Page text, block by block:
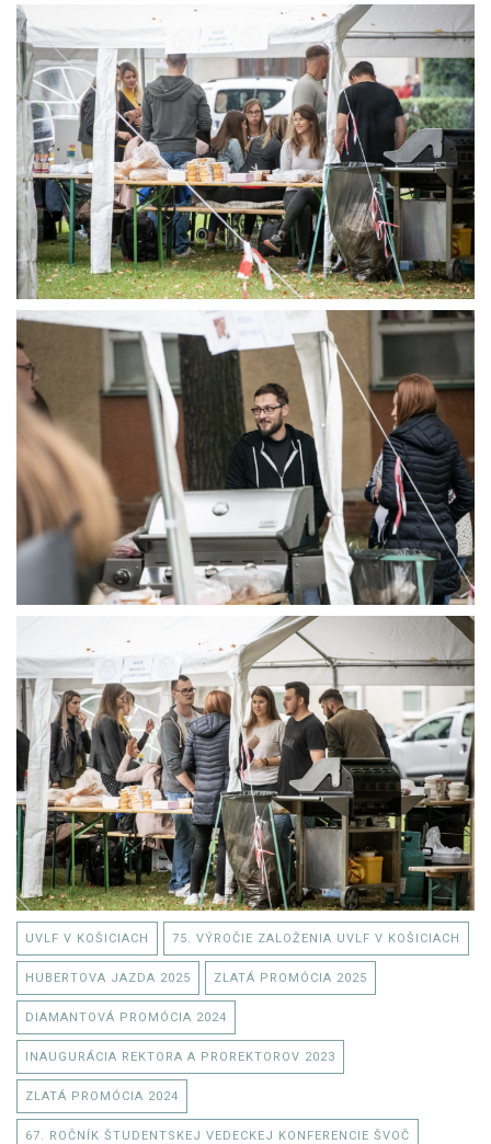
UVLF V KOŠICIACH 75. VÝROČIE ZALOŽENIA UVLF V KOŠICIACH
HUBERTOVA JAZDA 2025 ZLATÁ PROMÓCIA 2025
DIAMANTOVÁ PROMÓCIA 2024
INAUGURÁCIA REKTORA A PROREKTOROV 2023
ZLATÁ PROMÓCIA 2024
67. ROČNÍK ŠTUDENTSKEJ VEDECKEJ KONFERENCIE ŠVOČ